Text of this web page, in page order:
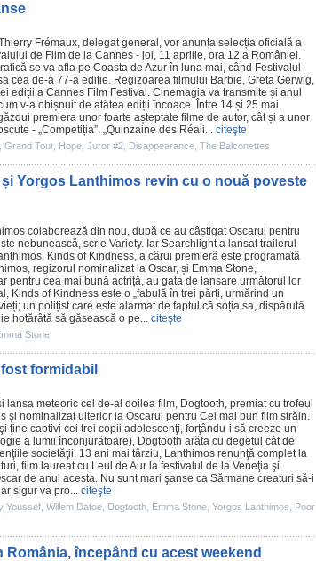
Frémaux, delegat general, vor anunța selecția oficială a
de Film de la Cannes - joi, 11 aprilie, ora 12 a României.
se va afla pe Coasta de Azur în luna mai, când Festivalul
cea de-a 77-a ediție. Regizoarea filmului Barbie, Greta Gerwig,
ediții a Cannes Film Festival. Cinemagia va transmite și anul
v-a obișnuit de atâtea ediții încoace. Între 14 și 25 mai,
premiera unor foarte așteptate filme de autor, cât și a unor
- „Competiția”, „Quinzaine des Réali... citeşte
Grand Tour, Hope Juror #2 Disappearance The Balconettes
Yorgos Lanthimos revin cu o nouă poveste
colaborează din nou, după ce au câștigat Oscarul pentru
nebunească, scrie Variety. Iar Searchlight a lansat trailerul
Kinds of Kindness, a cărui premieră este programată
regizorul nominalizat la Oscar, și Emma Stone,
pentru cea mai bună actriță, au gata de lansare următorul lor
Kinds of Kindness este o „fabulă în trei părți, urmărind un
un polițist care este alarmat de faptul că soția sa, dispărută
hotărâtă să găsească o pe... citeşte
Stone
formidabil
lansa meteoric cel de-al doilea film, Dogtooth, premiat cu trofeul
şi nominalizat ulterior la Oscarul pentru Cel mai bun film străin.
ţine captivi cei trei copii adolescenţi, forţându-i să creeze un
a lumii înconjurătoare), Dogtooth arăta cu degetul cât de
societăţii. 13 ani mai târziu, Lanthimos renunţă complet la
, film laureat cu Leul de Aur la festivalul de la Veneţia şi
de anul acesta. Nu sunt mari şanse ca Sărmane creaturi să-i
sigur va pro... citeşte
Youssef Willem Dafoe Dogtooth Emma Stone Yorgos Lanthimos
Poor
începând cu acest weekend